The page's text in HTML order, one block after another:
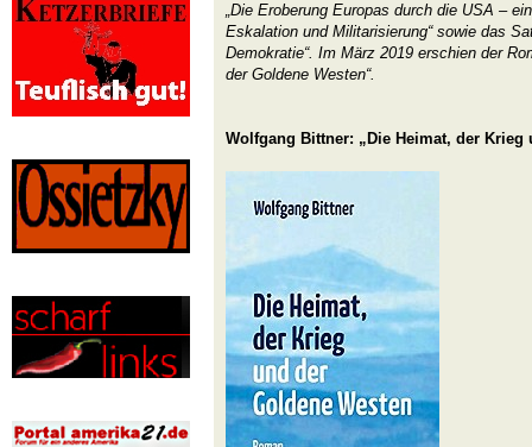
„Die Eroberung Europas durch die USA –
Eskalation und Militarisierung“ sowie das
Demokratie“. Im März 2019 erschien der
der Goldene Westen“.
Wolfgang Bittner: „Die Heimat, der Krieg